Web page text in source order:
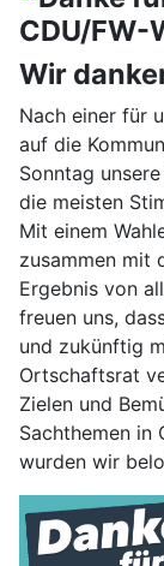
Wir
Nach einer für
auf die
Sonntag
die meisten
Mit einem
zusammen mit
Ergebnis von
freuen uns,
und zukünftig
Ortschaftsrat
Zielen und
Sachthemen in
wurden wir